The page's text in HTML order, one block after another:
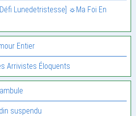
Lunedetristesse] ☼Ma Foi En
Entier
Arrivistes Éloquents
suspendu